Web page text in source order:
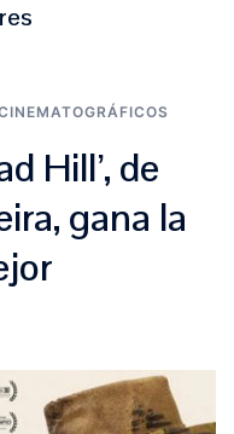
Hill’, de
gana la